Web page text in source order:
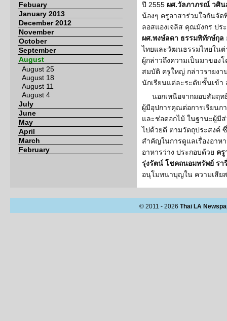
Febuary
January 2013
December 2012
November
October
September
August
August 25
August 18
August 11
August 4
July
June
May
April
March
February
ปี 2555 ผศ.วัลภาภรณ์ วศิ
น้องๆ ครูอาสาร่วมใจกันจั
ลอสแองเจลิส คุณมังกร ปร
ผศ.พงษ์ลดา ธรรมพิทักษ์กุล
ไทยและวัฒนธรรมไทยใน
ผู้กล่าวถึงความเป็นมาของ
สมบัติ ครูใหญ่ กล่าวรายงา
นักเรียนแต่ละระดับชั้นเข้
นอกเหนือจากมอบสัมฤ
ผู้มีอุปการคุณต่อการเรียนก
และช่อดอกไม้ ในฐานะผู้มี
ไปด้วยดี ตามวัตถุประสงค์
สำคัญในการดูแลเรื่องอาห
อาหารว่าง ประกอบด้วย ค
รุ่งรัตน์ โชคถนอมทรัพย์ รา
อนุโมทนาบุญใน ความเสีย
© 2011 - 2026 Thai LA